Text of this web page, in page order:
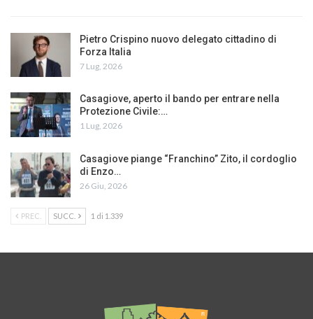
Pietro Crispino nuovo delegato cittadino di
Forza Italia
7 Lug, 2026
Casagiove, aperto il bando per entrare nella
Protezione Civile:…
1 Lug, 2026
Casagiove piange “Franchino” Zito, il cordoglio
di Enzo…
26 Giu, 2026
PREC. SUCC. 1 di 1.339